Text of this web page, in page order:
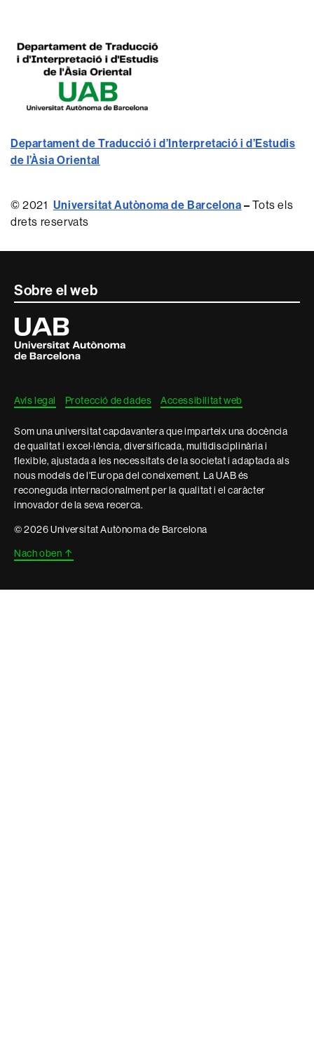
Departament de Traducció i d’Interpretació i d’Estudis
de l’Àsia Oriental
© 2021 Universitat Autònoma de Barcelona –Tots els
drets reservats
Contacte
informació
legal
Sobre el web
Universitat
Autònoma
de
Barcelona
Avís legal Protecció de dades Accessibilitat web
Som una universitat capdavantera que imparteix una docència
de qualitat i excel·lència, diversificada, multidisciplinària i
flexible, ajustada a les necessitats de la societat i adaptada als
nous models de l'Europa del coneixement. La UAB és
reconeguda internacionalment per la qualitat i el caràcter
innovador de la seva recerca.
© 2026 Universitat Autònoma de Barcelona
Nach oben ↑